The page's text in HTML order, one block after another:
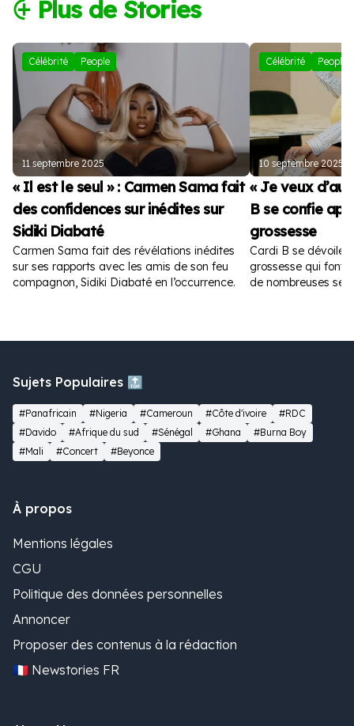
⨭ Plus de Stories
Célébrité People
11 septembre 2025
« Il est le seul » : Carmen Sama fait
des confidences sur inédites sur
Sidiki Diabaté
Carmen Sama fait des révélations inédites
sur ses rapports avec les amis de son feu
compagnon, Sidiki Diabaté en l’occurrence.
Célébrité People
10 septembre 2025
« Je veux
B se confie
grossesse
Cardi B se dévoile
grossesse qui font
de nombreuses
Sujets Populaires 🔝
#Panafricain #Nigeria #Cameroun #Côte d'ivoire
#RDC
#Davido
#Afrique du sud #Sénégal #Ghana
#Burna Boy
#Mali
#Concert #Beyonce
À propos
Mentions légales
CGU
Politique des données personnelles
Annoncer
Proposer des contenus à la rédaction
🇫🇷 Newstories FR